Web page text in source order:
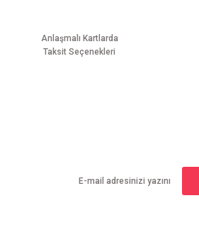
Anlaşmalı Kartlarda
Taksit Seçenekleri